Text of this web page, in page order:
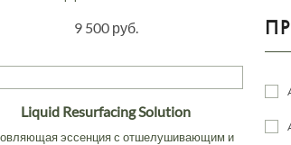
9 500 руб.
Liquid Resurfacing Solution
эссенция с отшелушивающим и